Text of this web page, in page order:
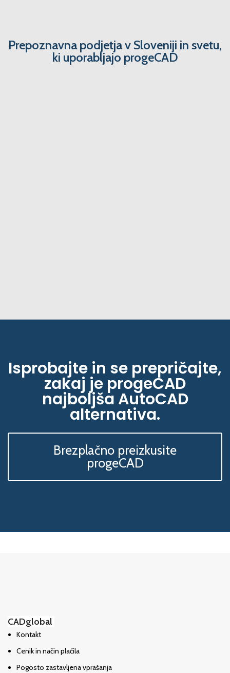
Prepoznavna podjetja v Sloveniji in svetu,
ki uporabljajo progeCAD
Isprobajte in se prepričajte,
zakaj je progeCAD
najboljša AutoCAD
alternativa.
Brezplačno preizkusite
progeCAD
CADglobal
Kontakt
Cenik in način plačila
Pogosto zastavljena vprašanja